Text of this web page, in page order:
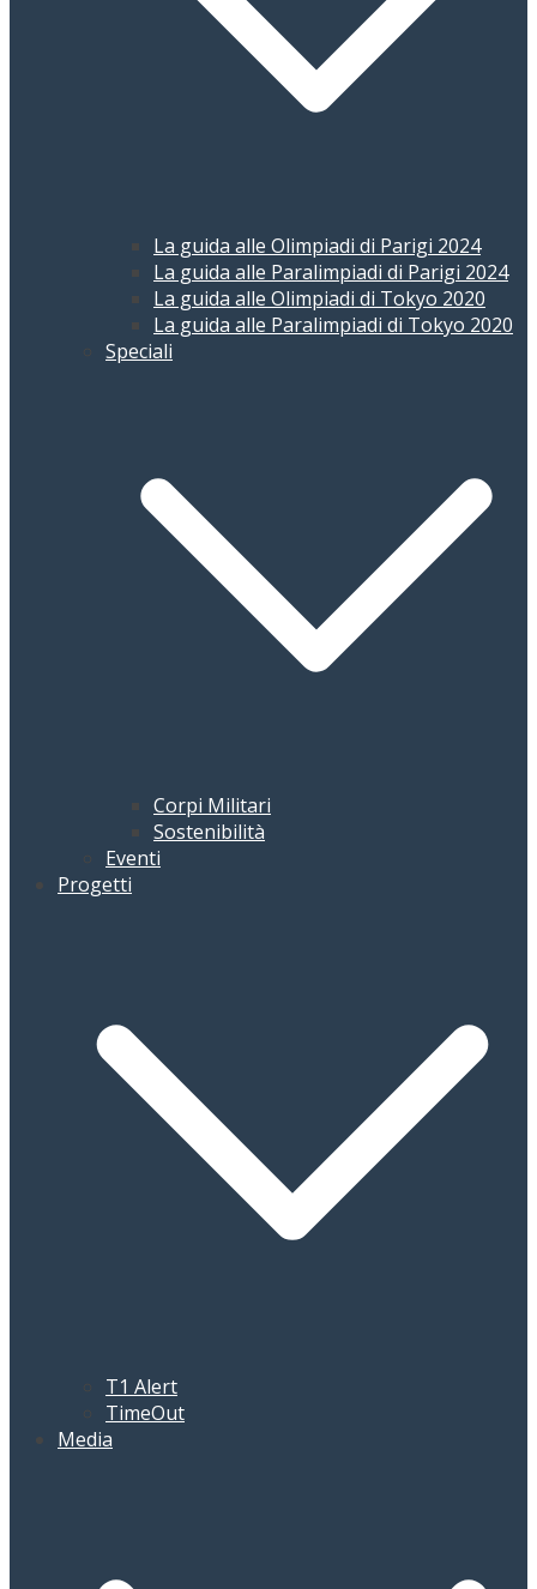
La guida alle Olimpiadi di Parigi 2024
La guida alle Paralimpiadi di Parigi 2024
La guida alle Olimpiadi di Tokyo 2020
La guida alle Paralimpiadi di Tokyo 2020
Speciali
Corpi Militari
Sostenibilità
Eventi
Progetti
T1 Alert
TimeOut
Media